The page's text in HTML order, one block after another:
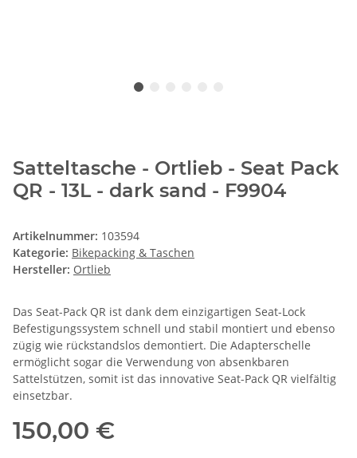
Satteltasche - Ortlieb - Seat Pack
QR - 13L - dark sand - F9904
Artikelnummer: 103594
Kategorie: Bikepacking & Taschen
Hersteller: Ortlieb
Das Seat-Pack QR ist dank dem einzigartigen Seat-Lock
Befestigungssystem schnell und stabil montiert und ebenso
zügig wie rückstandslos demontiert. Die Adapterschelle
ermöglicht sogar die Verwendung von absenkbaren
Sattelstützen, somit ist das innovative Seat-Pack QR vielfältig
einsetzbar.
150,00 €